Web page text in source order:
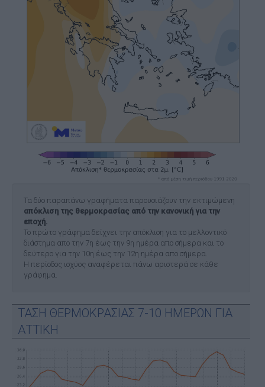
Τα δύο παραπάνω γραφήματα παρουσιάζουν την εκτιμώμενη
απόκλιση της θερμοκρασίας από την κανονική για την
εποχή.
Το πρώτο γράφημα δείχνει την απόκλιση για το μελλοντικό
διάστημα απο την 7η έως την 9η ημέρα απο σήμερα και το
δεύτερο για την 10η έως την 12η ημέρα απο σήμερα.
Η περίοδος ισχύος αναφέρεται πάνω αριστερά σε κάθε
γράφημα.
ΤΑΣΗ ΘΕΡΜΟΚΡΑΣΙΑΣ 7-10 ΗΜΕΡΩΝ ΓΙΑ
ΑΤΤΙΚΗ